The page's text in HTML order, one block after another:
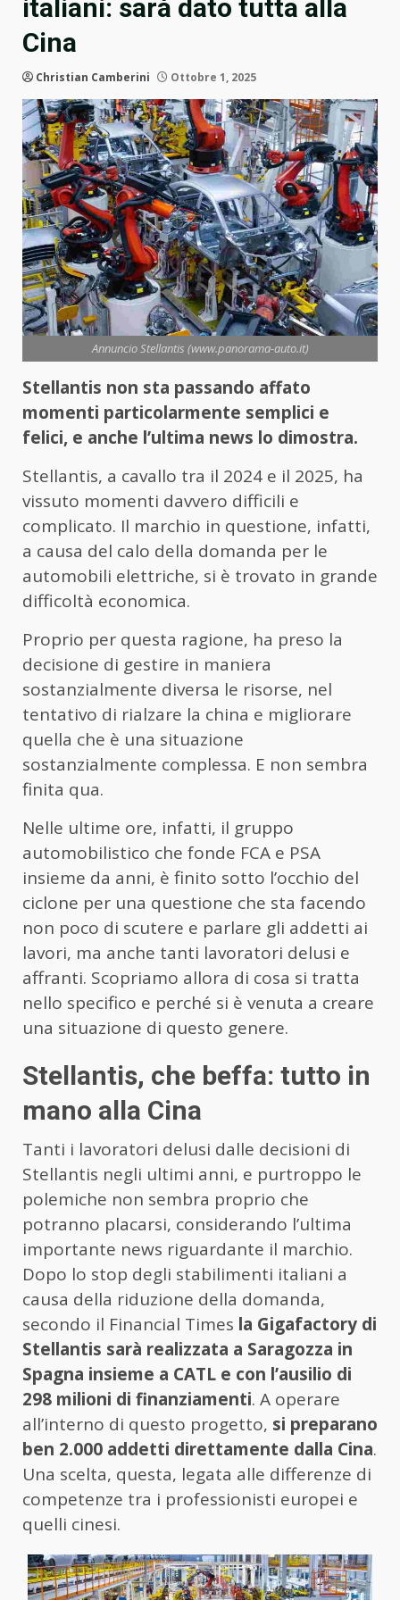
italiani: sarà dato tutta alla
Cina
Christian Camberini Ottobre 1, 2025
Annuncio Stellantis (www.panorama-auto.it)
Stellantis non sta passando affato
momenti particolarmente semplici e
felici, e anche l’ultima news lo dimostra.
Stellantis, a cavallo tra il 2024 e il 2025, ha
vissuto momenti davvero difficili e
complicato. Il marchio in questione, infatti,
a causa del calo della domanda per le
automobili elettriche, si è trovato in grande
difficoltà economica.
Proprio per questa ragione, ha preso la
decisione di gestire in maniera
sostanzialmente diversa le risorse, nel
tentativo di rialzare la china e migliorare
quella che è una situazione
sostanzialmente complessa. E non sembra
finita qua.
Nelle ultime ore, infatti, il gruppo
automobilistico che fonde FCA e PSA
insieme da anni, è finito sotto l’occhio del
ciclone per una questione che sta facendo
non poco di scutere e parlare gli addetti ai
lavori, ma anche tanti lavoratori delusi e
affranti. Scopriamo allora di cosa si tratta
nello specifico e perché si è venuta a creare
una situazione di questo genere.
Stellantis, che beffa: tutto in
mano alla Cina
Tanti i lavoratori delusi dalle decisioni di
Stellantis negli ultimi anni, e purtroppo le
polemiche non sembra proprio che
potranno placarsi, considerando l’ultima
importante news riguardante il marchio.
Dopo lo stop degli stabilimenti italiani a
causa della riduzione della domanda,
secondo il Financial Times la Gigafactory di
Stellantis sarà realizzata a Saragozza in
Spagna insieme a CATL e con l’ausilio di
298 milioni di finanziamenti. A operare
all’interno di questo progetto, si preparano
ben 2.000 addetti direttamente dalla Cina.
Una scelta, questa, legata alle differenze di
competenze tra i professionisti europei e
quelli cinesi.